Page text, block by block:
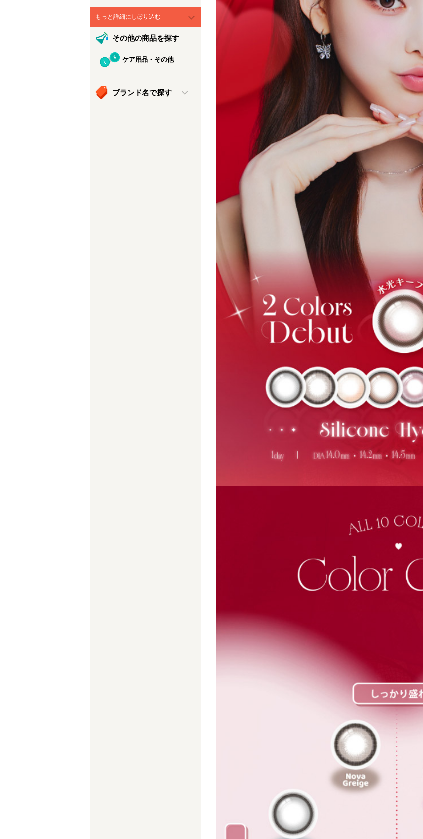
もっと詳細にしぼり込む
その他の商品を探す
ケア用品・その他
ブランド名で探す